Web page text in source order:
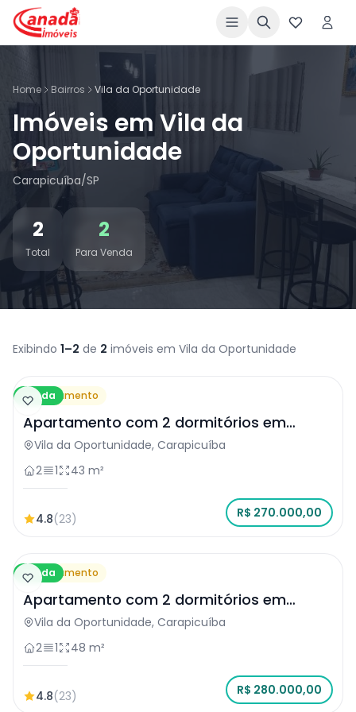
Home Bairros Vila da Oportunidade
Imóveis em Vila da
Oportunidade
Carapicuíba/SP
2
Total
2
Para Venda
Exibindo 1–2 de 2 imóveis em Vila da Oportunidade
Venda
Apartamento
Apartamento com 2 dormitórios em
Carapicuíba
Vila da Oportunidade, Carapicuíba
2
1 43 m²
4.8(23) R$ 270.000,00
Venda
Apartamento
Apartamento com 2 dormitórios em
Carapicuíba
Vila da Oportunidade, Carapicuíba
2
1 48 m²
4.8(23) R$ 280.000,00